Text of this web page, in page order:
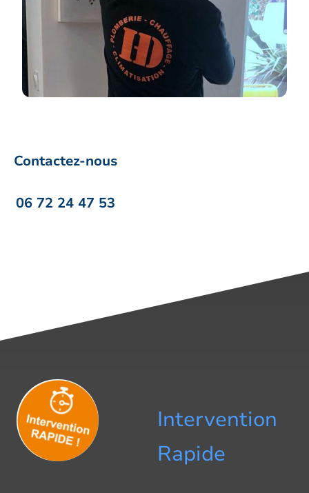
Contactez-nous
06 72 24 47 53
Intervention
Rapide